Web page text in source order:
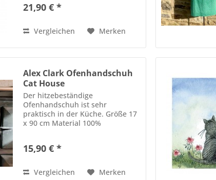
Tasche aufgenäht und wird nach
21,90 € *
Vergleichen Merken
Alex Clark Ofenhandschuh
Cat House
Der hitzebeständige
Ofenhandschuh ist sehr
praktisch in der Küche. Größe 17
x 90 cm Material 100%
15,90 € *
Vergleichen Merken